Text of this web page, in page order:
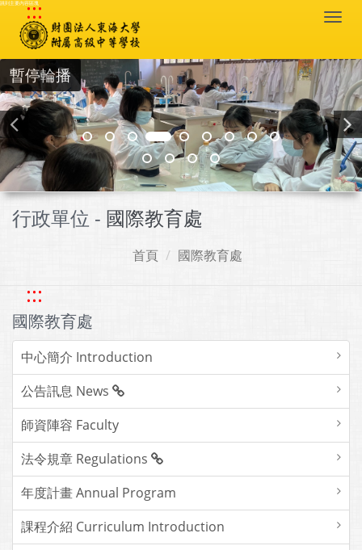
跳到主要內容區塊
:::
暫停輪播
行政單位 - 國際教育處
首頁 國際教育處
:::
國際教育處
中心簡介 Introduction
公告訊息 News
師資陣容 Faculty
法令規章 Regulations
年度計畫 Annual Program
課程介紹 Curriculum Introduction